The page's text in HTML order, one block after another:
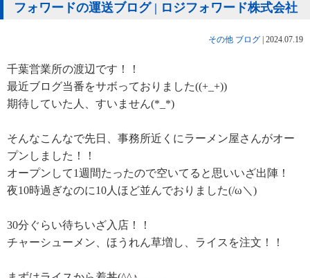
フォワードの運送ブログ | ロジフォワード株式会社
その他 ブログ 2024.07.19
千葉営業所の渡辺です！！
最近ブログ当番をサボっておりました((+_+))
期待していた人、すいません(*_*)
そんなこんなで先日、事務所近くにラーメン屋さんがオー
プンしました！！
オープンして1週間たったので空いてると思いいざ出陣！
夜10時過ぎなのに10人ほど並んでおりました(/ω＼)
30分ぐらい待ちいざ入店！！
チャーシューメン、ほうれん草増し、ライスを注文！！